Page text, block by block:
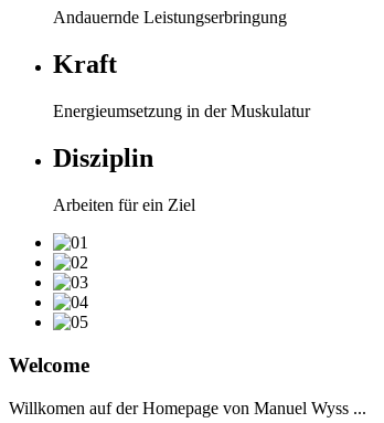
Andauernde Leistungserbringung
Kraft
Energieumsetzung in der Muskulatur
Disziplin
Arbeiten für ein Ziel
Welcome
Willkomen auf der Homepage von Manuel Wyss ...